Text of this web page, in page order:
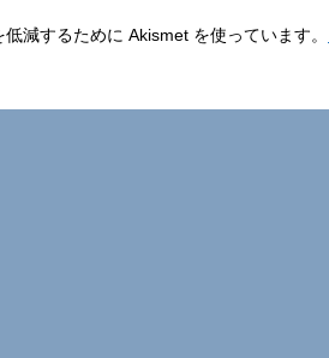
減するために Akismet を使っています。